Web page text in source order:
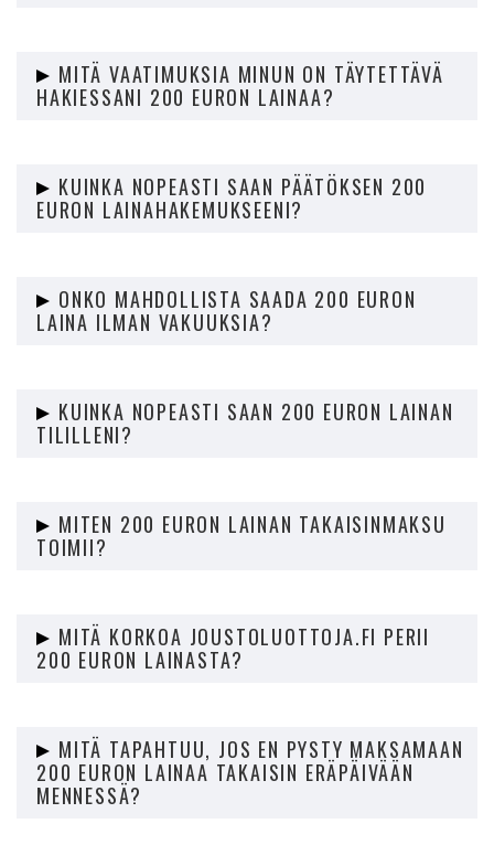
täyttämällä helpon ja nopean lainahakemuksen
sivustollamme. Tarvitset vain henkilötunnuksesi ja
verkkopankkitunnuksesi hakemuksen täyttämiseen.
MITÄ VAATIMUKSIA MINUN ON TÄYTETTÄVÄ
HAKIESSANI 200 EURON LAINAA?
on oltava vähintään 18-vuotias, sinulla on oltava säännölliset
tulot ja sinun on asuttava pysyvästi Suomessa.
KUINKA NOPEASTI SAAN PÄÄTÖKSEN 200
EURON LAINAHAKEMUKSEENI?
ONKO MAHDOLLISTA SAADA 200 EURON
LAINA ILMAN VAKUUKSIA?
euroa tai alle.
KUINKA NOPEASTI SAAN 200 EURON LAINAN
TILILLENI?
samana päivänä.
MITEN 200 EURON LAINAN TAKAISINMAKSU
TOIMII?
erissä, jotka on sovittu lainasopimuksessa. Voit myös
maksaa koko lainan takaisin kerralla ilman lisäkuluja.
MITÄ KORKOA JOUSTOLUOTTOJA.FI PERII
200 EURON LAINASTA?
yksilöllisesti ja se ilmoitetaan lainatarjouksessa.
MITÄ TAPAHTUU, JOS EN PYSTY MAKSAMAAN
200 EURON LAINAA TAKAISIN ERÄPÄIVÄÄN
MENNESSÄ?